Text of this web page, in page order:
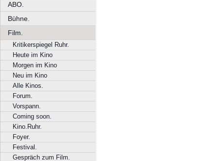
ABO.
Bühne.
Film.
Kritikerspiegel Ruhr.
Heute im Kino
Morgen im Kino
Neu im Kino
Alle Kinos.
Forum.
Vorspann.
Coming soon.
Kino.Ruhr.
Foyer.
Festival.
Gespräch zum Film.